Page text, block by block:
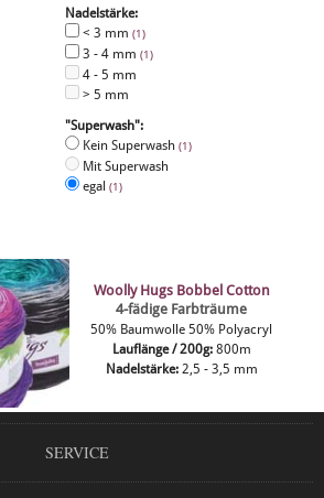
Nadelstärke:
< 3 mm (1)
3 - 4 mm (1)
4 - 5 mm
> 5 mm
"Superwash":
Kein Superwash (1)
Mit Superwash
egal (1)
Woolly Hugs Bobbel Cotton
4-fädige Farbträume
50% Baumwolle 50% Polyacryl
Lauflänge / 200g: 800m
Nadelstärke: 2,5 - 3,5 mm
SERVICE